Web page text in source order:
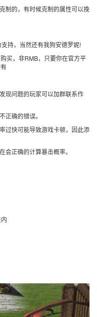
制的，有时候克制的属性可以挽
持，当然还有我狗安德罗妮!
买，非RMB，只要你在官方平
现问题的玩家可以加群联系作
正确的错误。
过快可能导致游戏卡顿，因此添
会正确的计算暴击概率。